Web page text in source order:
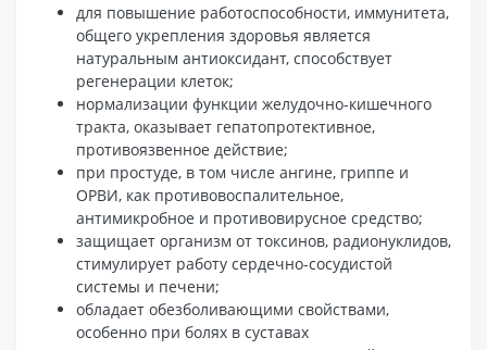
для повышение работоспособности, иммунитета,
общего укрепления здоровья является
натуральным антиоксидант, способствует
регенерации клеток;
нормализации функции желудочно-кишечного
тракта, оказывает гепатопротективное,
противоязвенное действие;
при простуде, в том числе ангине, гриппе и
ОРВИ, как противовоспалительное,
антимикробное и противовирусное средство;
защищает организм от токсинов, радионуклидов,
стимулирует работу сердечно-сосудистой
системы и печени;
обладает обезболивающими свойствами,
особенно при болях в суставах